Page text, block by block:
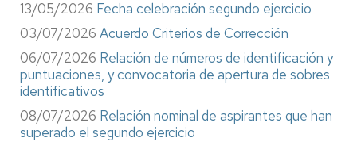
13/05/2026 Fecha celebración segundo ejercicio
03/07/2026 Acuerdo Criterios de Corrección
06/07/2026 Relación de números de identificación y
puntuaciones, y convocatoria de apertura de sobres
identificativos
08/07/2026 Relación nominal de aspirantes que han
superado el segundo ejercicio